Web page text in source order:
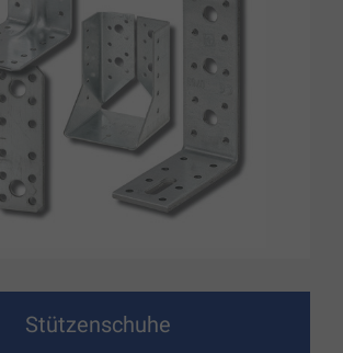
Stützenschuhe